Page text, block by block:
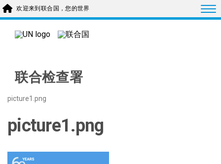
Skip to main content
欢迎来到联合国，您的世界
联合检查署
picture1.png
picture1.png